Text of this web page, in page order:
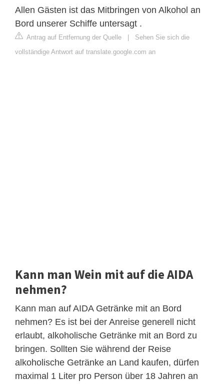
Allen Gästen ist das Mitbringen von Alkohol an
Bord unserer Schiffe untersagt .
Antrag auf Entfernung der Quelle
Sehen Sie sich die
vollständige Antwort auf translate.google.com an
Kann man Wein mit auf die AIDA
nehmen?
Kann man auf AIDA Getränke mit an Bord
nehmen? Es ist bei der Anreise generell nicht
erlaubt, alkoholische Getränke mit an Bord zu
bringen. Sollten Sie während der Reise
alkoholische Getränke an Land kaufen, dürfen
maximal 1 Liter pro Person über 18 Jahren an